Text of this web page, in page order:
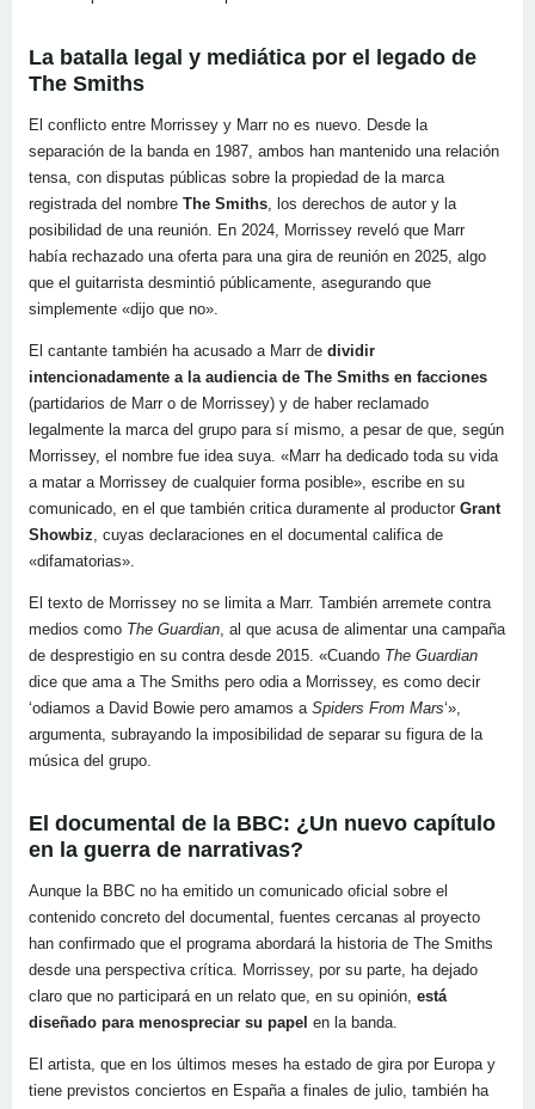
La batalla legal y mediática por el legado de
The Smiths
El conflicto entre Morrissey y Marr no es nuevo. Desde la
separación de la banda en 1987, ambos han mantenido una relación
tensa, con disputas públicas sobre la propiedad de la marca
registrada del nombre The Smiths , los derechos de autor y la
posibilidad de una reunión. En 2024, Morrissey reveló que Marr
había rechazado una oferta para una gira de reunión en 2025, algo
que el guitarrista desmintió públicamente, asegurando que
simplemente «dijo que no».
El cantante también ha acusado a Marr de dividir
intencionadamente a la audiencia de The Smiths en facciones
(partidarios de Marr o de Morrissey) y de haber reclamado
legalmente la marca del grupo para sí mismo, a pesar de que, según
Morrissey, el nombre fue idea suya. «Marr ha dedicado toda su vida
a matar a Morrissey de cualquier forma posible», escribe en su
comunicado, en el que también critica duramente al productor Grant
Showbiz , cuyas declaraciones en el documental califica de
«difamatorias».
El texto de Morrissey no se limita a Marr. También arremete contra
medios como The Guardian , al que acusa de alimentar una campaña
de desprestigio en su contra desde 2015. «Cuando The Guardian
dice que ama a The Smiths pero odia a Morrissey, es como decir
‘odiamos a David Bowie pero amamos a Spiders From Mars‘»,
argumenta, subrayando la imposibilidad de separar su figura de la
música del grupo.
El documental de la BBC: ¿Un nuevo capítulo
en la guerra de narrativas?
Aunque la BBC no ha emitido un comunicado oficial sobre el
contenido concreto del documental, fuentes cercanas al proyecto
han confirmado que el programa abordará la historia de The Smiths
desde una perspectiva crítica. Morrissey, por su parte, ha dejado
claro que no participará en un relato que, en su opinión, está
diseñado para menospreciar su papel en la banda.
El artista, que en los últimos meses ha estado de gira por Europa y
tiene previstos conciertos en España a finales de julio, también ha